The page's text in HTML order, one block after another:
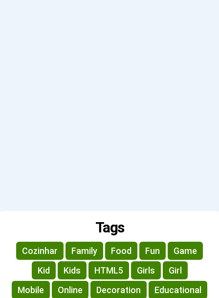
Tags
Cozinhar Family Food Fun
Game
Kid
Kids HTML5 Girls
Girl
Mobile
Online Decoration
Educational